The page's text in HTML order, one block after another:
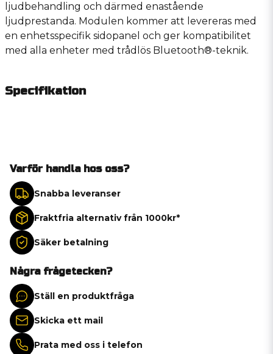
ljudbehandling och därmed enastående
ljudprestanda. Modulen kommer att levereras med
en enhetsspecifik sidopanel och ger kompatibilitet
med alla enheter med trådlös Bluetooth®-teknik.
Specifikation
Varför handla hos oss?
Snabba leveranser
Fraktfria alternativ från 1000kr*
Säker betalning
Några frågetecken?
Ställ en produktfråga
Skicka ett mail
Prata med oss i telefon